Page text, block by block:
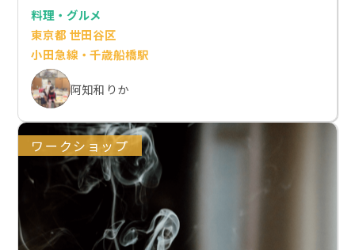
料理・グルメ
東京都 世田谷区
小田急線・千歳船橋駅
阿知和 りか
ワークショップ